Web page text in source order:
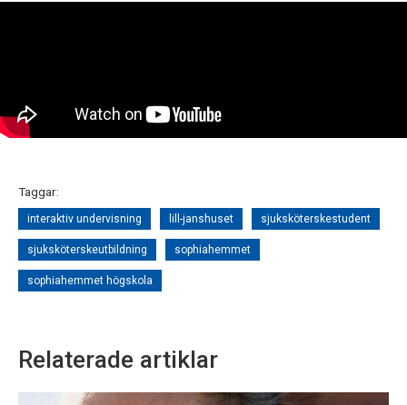
Taggar:
interaktiv undervisning lill-janshuset sjuksköterskestudent
sjuksköterskeutbildning sophiahemmet
sophiahemmet högskola
Relaterade artiklar